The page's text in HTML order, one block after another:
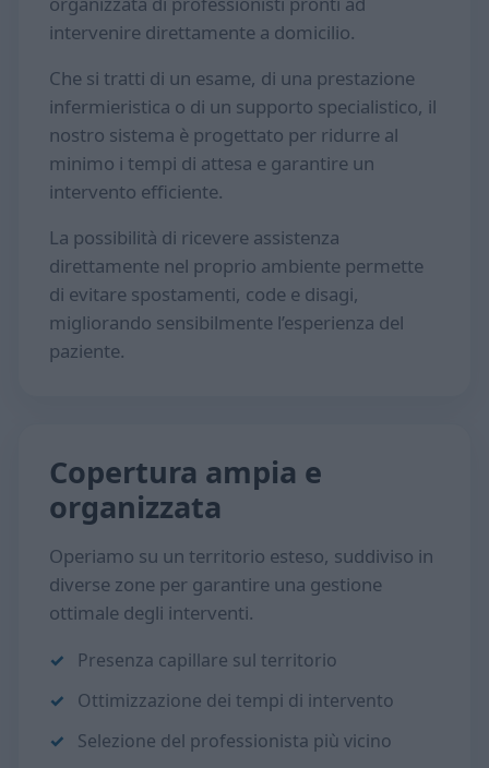
intervenire direttamente a domicilio.
Che si tratti di un esame, di una prestazione
infermieristica o di un supporto specialistico, il
nostro sistema è progettato per ridurre al
minimo i tempi di attesa e garantire un
intervento efficiente.
La possibilità di ricevere assistenza
direttamente nel proprio ambiente permette
di evitare spostamenti, code e disagi,
migliorando sensibilmente l’esperienza del
paziente.
Copertura ampia e
organizzata
Operiamo su un territorio esteso, suddiviso in
diverse zone per garantire una gestione
ottimale degli interventi.
Presenza capillare sul territorio
Ottimizzazione dei tempi di intervento
Selezione del professionista più vicino